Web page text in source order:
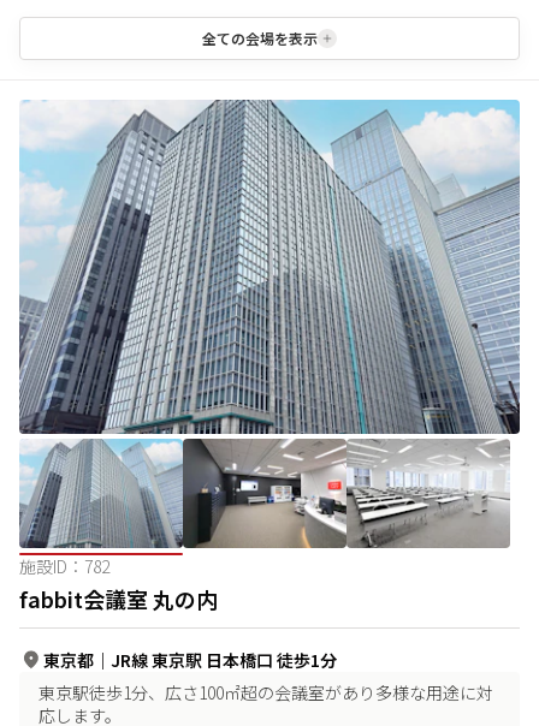
全ての会場を表示
施設ID： 782
fabbit会議室 丸の内
東京都 ｜ JR線 東京駅 日本橋口 徒歩1分
東京駅徒歩1分、広さ100㎡超の会議室があり多様な用途に対
応します。